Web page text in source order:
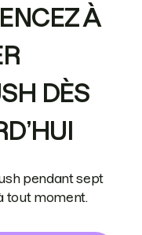
À
DÈS
pendant sept
tout moment.